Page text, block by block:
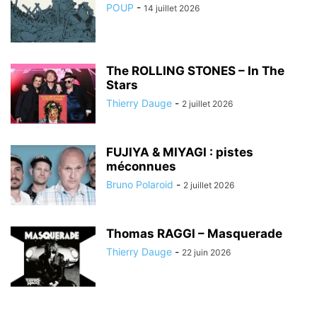
POUP - 14 juillet 2026
The ROLLING STONES – In The
Stars
Thierry Dauge - 2 juillet 2026
FUJIYA & MIYAGI : pistes
méconnues
Bruno Polaroid - 2 juillet 2026
Thomas RAGGI – Masquerade
Thierry Dauge - 22 juin 2026